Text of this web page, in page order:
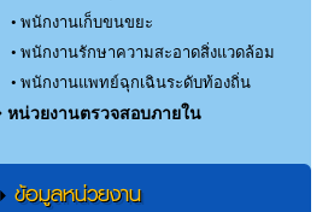
• พนักงานเก็บขนขยะ
• พนักงานรักษาความสะอาดสิ่งแวดล้อม
• พนักงานแพทย์ฉุกเฉินระดับท้องถิ่น
หน่วยงานตรวจสอบภายใน
ข้อมูลหน่วยงาน